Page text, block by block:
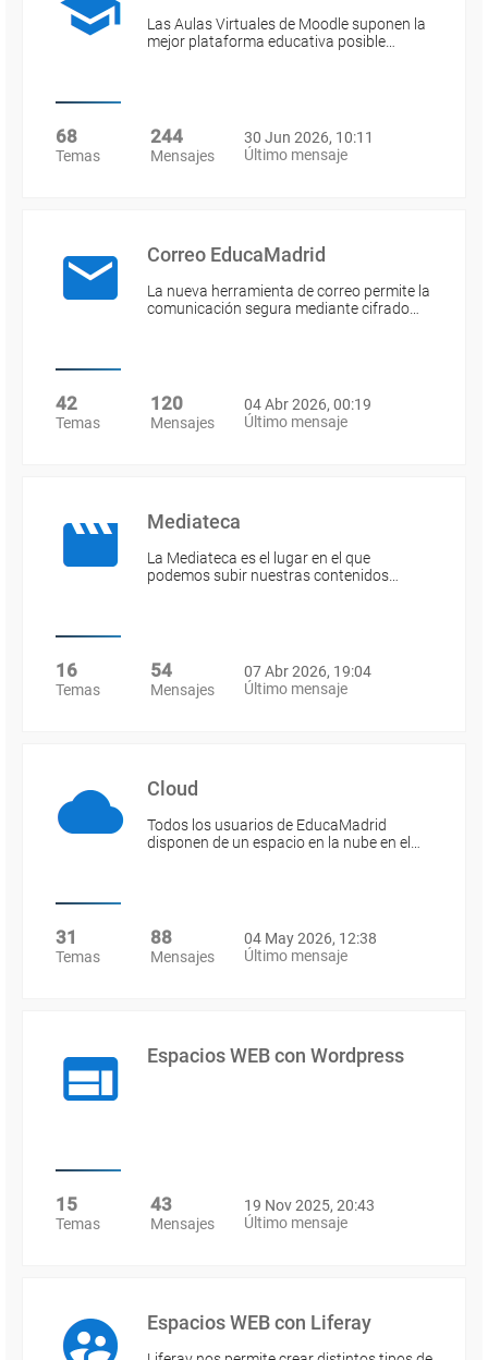
Las Aulas Virtuales de Moodle suponen la
mejor plataforma educativa posible…
68
Temas
244
Mensajes
30 Jun 2026, 10:11
Último mensaje
Correo EducaMadrid
La nueva herramienta de correo permite la
comunicación segura mediante cifrado…
42
Temas
120
Mensajes
04 Abr 2026, 00:19
Último mensaje
Mediateca
La Mediateca es el lugar en el que
podemos subir nuestras contenidos…
16
Temas
54
Mensajes
07 Abr 2026, 19:04
Último mensaje
Cloud
Todos los usuarios de EducaMadrid
disponen de un espacio en la nube en el…
31
Temas
88
Mensajes
04 May 2026, 12:38
Último mensaje
Espacios WEB con Wordpress
15
Temas
43
Mensajes
19 Nov 2025, 20:43
Último mensaje
Espacios WEB con Liferay